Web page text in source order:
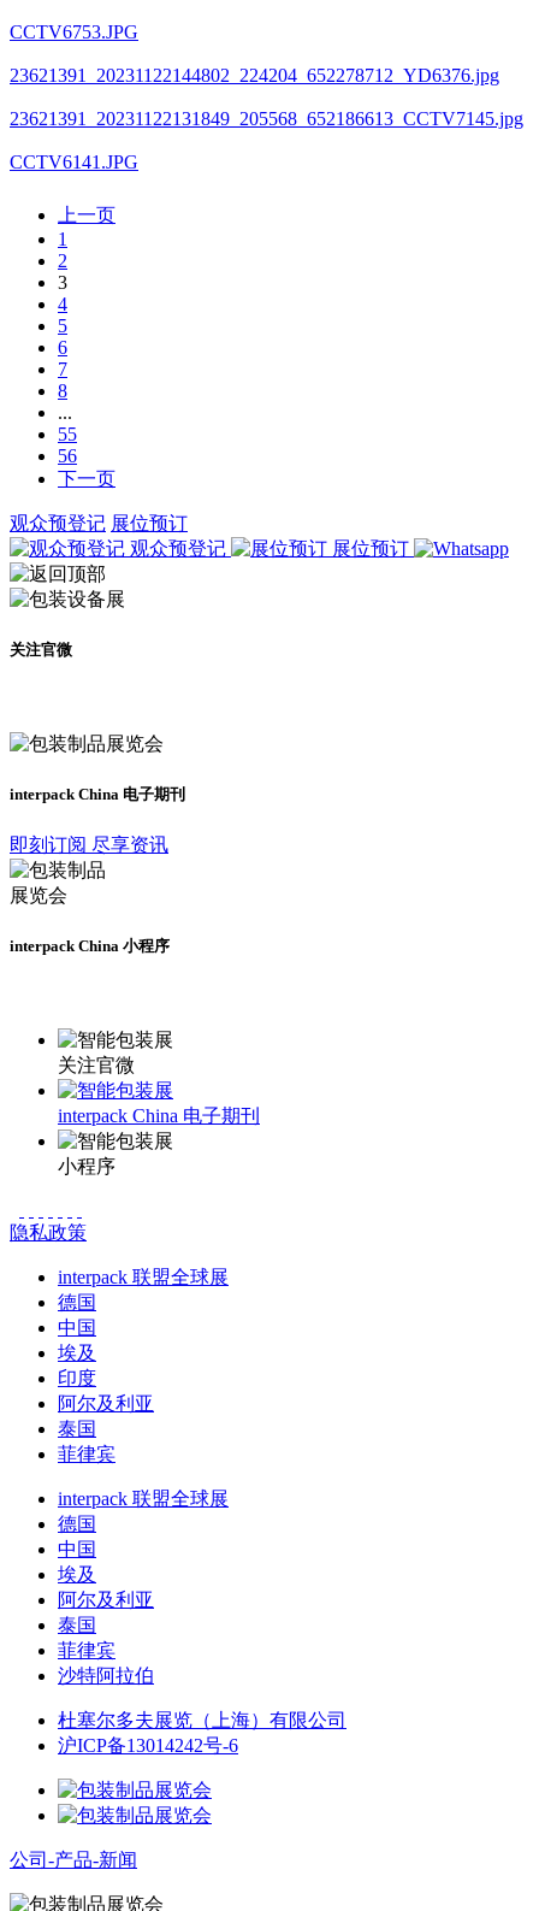
CCTV6753.JPG
23621391_20231122144802_224204_652278712_YD6376.jpg
23621391_20231122131849_205568_652186613_CCTV7145.jpg
CCTV6141.JPG
上一页
1
2
3
4
5
6
7
8
...
55
56
下一页
观众预登记 展位预订
观众预登记
展位预订
关注官微
interpack China 电子期刊
即刻订阅 尽享资讯
interpack China 小程序
关注官微
interpack China 电子期刊
小程序
隐私政策
interpack 联盟全球展
德国
中国
埃及
印度
阿尔及利亚
泰国
菲律宾
interpack 联盟全球展
德国
中国
埃及
阿尔及利亚
泰国
菲律宾
沙特阿拉伯
杜塞尔多夫展览（上海）有限公司
沪ICP备13014242号-6
公司-产品-新闻